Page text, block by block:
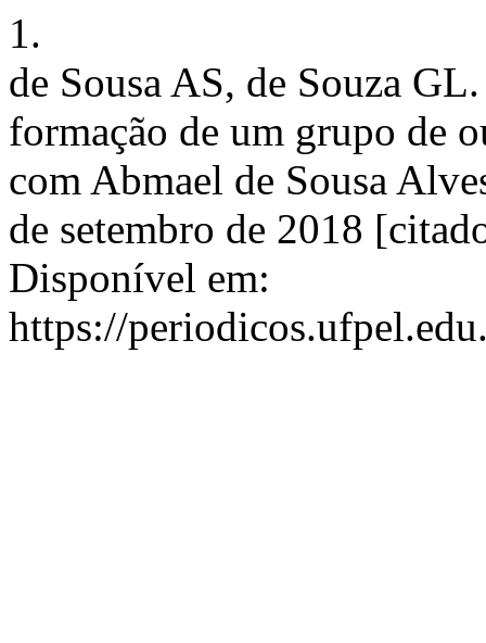
1.
de Sousa AS, de Souza
formação de um grupo de
com Abmael de Sousa
de setembro de 2018
Disponível em:
https://